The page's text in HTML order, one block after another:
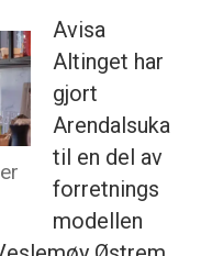
Avisa
Altinget har
gjort
Arendalsuka
til en del av
forretnings
modellen